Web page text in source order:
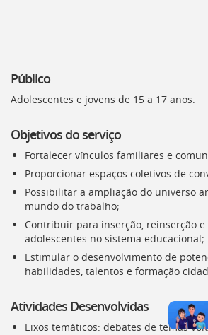
para
listagem
notícias
[]
Ir
para
o
conteúdo
página
[]
Ir
para
busca
[]
Voltar
Público
Adolescentes e jovens de 15 a 17 anos.
Objetivos do serviço
Fortalecer vínculos familiares e
Proporcionar espaços coletivos de
Possibilitar a ampliação do universo
mundo do trabalho;
Contribuir para inserção, reinserção
adolescentes no sistema educacional;
Estimular o desenvolvimento de
habilidades, talentos e formação
Atividades Desenvolvidas
Eixos temáticos: debates de temas